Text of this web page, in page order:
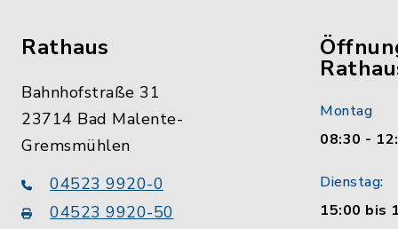
Rathaus
Bahnhofstraße 31
23714 Bad Malente-
Gremsmühlen
04523 9920-0
04523 9920-50
Montag
08:30 -
Dienstag:
15:00 bis